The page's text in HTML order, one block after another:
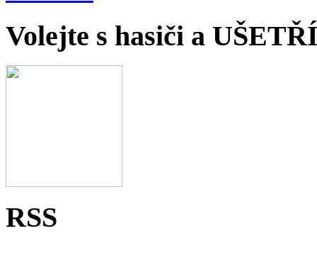
Volejte s hasiči a
RSS